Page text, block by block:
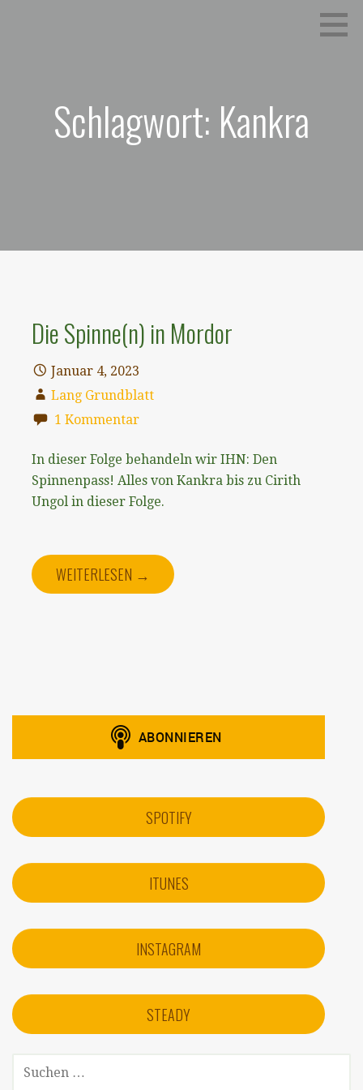
Schlagwort: Kankra
Die Spinne(n) in Mordor
Januar 4, 2023
Lang Grundblatt
1 Kommentar
In dieser Folge behandeln wir IHN: Den
Spinnenpass! Alles von Kankra bis zu Cirith
Ungol in dieser Folge.
WEITERLESEN →
SPOTIFY
ITUNES
INSTAGRAM
STEADY
SUCHEN
NACH: